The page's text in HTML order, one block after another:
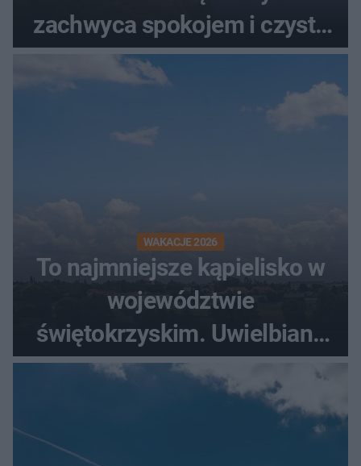
zachwyca spokojem i czystą
wodą
WAKACJE 2026
To najmniejsze kąpielisko w
województwie
świętokrzyskim. Uwielbiany
przez wędkarzy i turystów